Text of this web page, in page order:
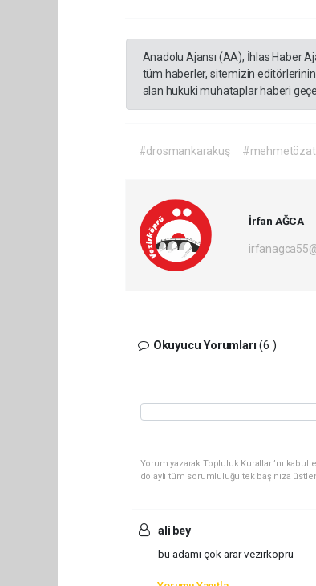
Anadolu Ajansı (AA), İhlas Haber
tüm haberler, sitemizin
alan hukuki muhataplar haberi
#drosmankarakuş
İrfan AĞCA
Okuyucu Yorumları(6 )
Yorum yazarak Topluluk Kuralları’nı
dolaylı tüm sorumluluğu tek başınıza
ali bey
bu adamı çok arar vezirköprü